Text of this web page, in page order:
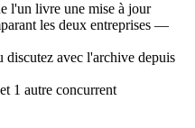
l'un livre une mise à jour
les deux entreprises —
avec l'archive depuis
1 autre concurrent